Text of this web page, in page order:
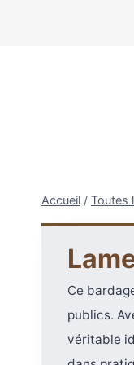
Accueil / Toutes
Ce
publics.
véritable